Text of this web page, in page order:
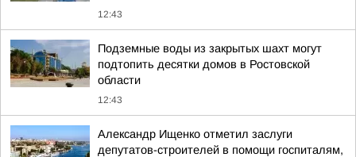
12:43
Подземные воды из закрытых шахт могут
подтопить десятки домов в Ростовской
области
12:43
Александр Ищенко отметил заслуги
депутатов-строителей в помощи госпиталям,